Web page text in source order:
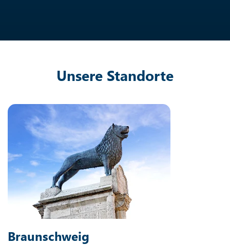
Unsere Standorte
Braunschweig